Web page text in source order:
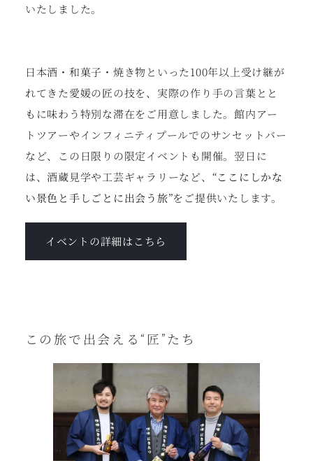
いたしました。
日本酒・和菓子・焼き物といった100年以上受け継が
れてきた愛媛の匠の技を、実際の作り手の言葉とと
もに味わう特別な滞在をご用意しました。館内アー
トツアーやインフィニティプールでのサンセットバー
など、この日限りの限定イベントも開催。翌日に
は、酒蔵見学や工芸ギャラリーなど、 “ここにしかな
い景色と手しごとに出会う旅”をご提供いたします。
イベントの詳細はこちら
この旅で出会える“匠”たち